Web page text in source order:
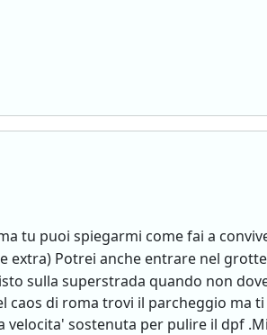
tu puoi spiegarmi come fai a
extra) Potrei anche entrare nel
sulla superstrada quando non
di roma trovi il parcheggio ma
sostenuta per pulire il dpf